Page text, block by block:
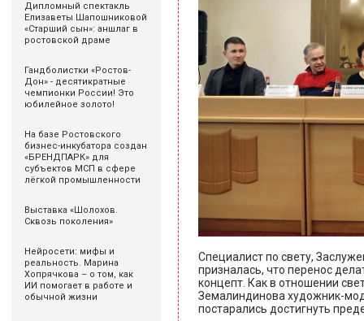
Дипломный спектакль
Елизаветы Шапошниковой
«Старший сын»: аншлаг в
ростовской драме
Гандболистки «Ростов-
Дон» - десятикратные
чемпионки России! Это
юбилейное золото!
На базе Ростовского
бизнес-инкубатора создан
«БРЕНДПАРК» для
субъектов МСП в сфере
лёгкой промышленности
Выставка «Шолохов.
Сквозь поколения»
Нейросети: мифы и
реальность. Марина
Хопрячкова – о том, как
ИИ помогает в работе и
обычной жизни
Специалист по свету,
призналась, что перенос
концепт. Как в отношении
Земалиндинова художник-
постарались достигнуть